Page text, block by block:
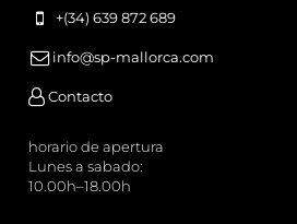
+(34) 639 872 689
info@sp-mallorca.com
Contacto
horario de apertura
Lunes a sabado:
10.00h–18.00h